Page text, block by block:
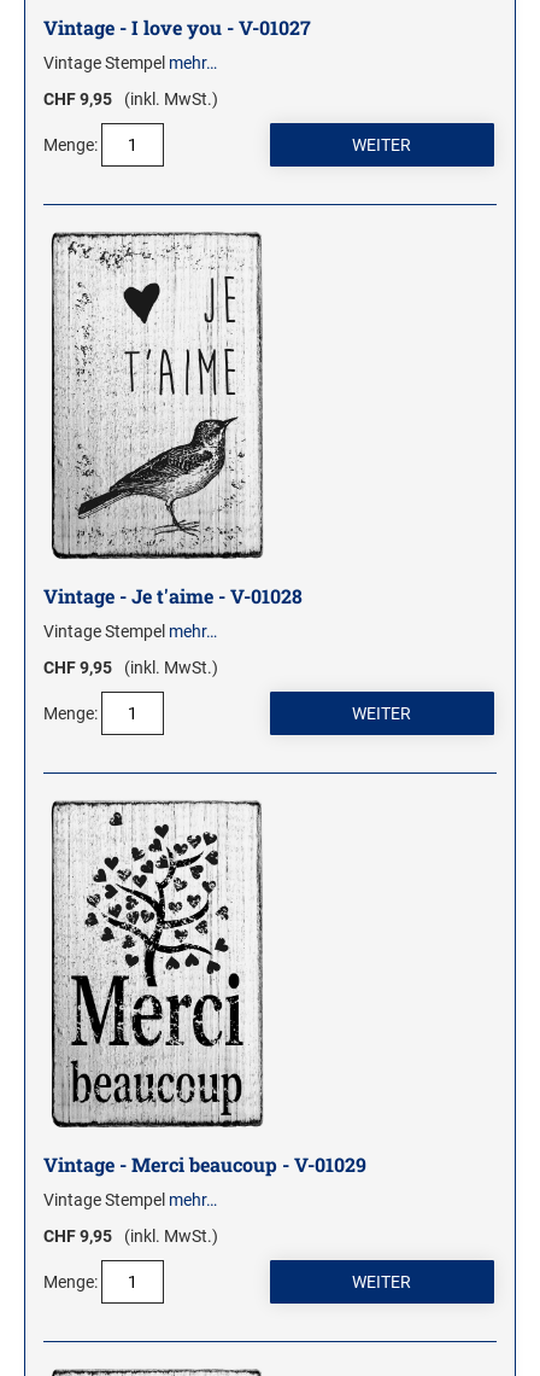
Vintage - I love you - V-01027
Vintage Stempel mehr…
CHF 9,95
(inkl. MwSt.)
Menge:
Vintage - Je t'aime - V-01028
Vintage Stempel mehr…
CHF 9,95
(inkl. MwSt.)
Menge:
Vintage - Merci beaucoup - V-01029
Vintage Stempel mehr…
CHF 9,95
(inkl. MwSt.)
Menge: